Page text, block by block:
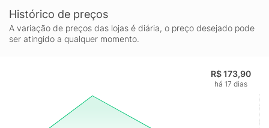
Histórico de preços
A variação de preços das lojas é diária, o preço desejado pode
ser atingido a qualquer momento.
R$ 173,90
há 17 dias